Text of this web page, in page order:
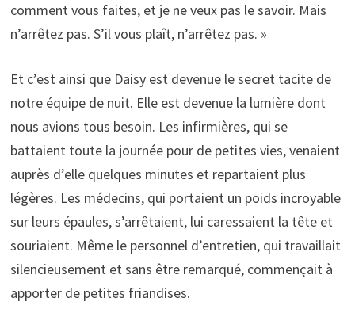
comment vous faites, et je ne veux pas le savoir. Mais
n’arrêtez pas. S’il vous plaît, n’arrêtez pas. »
Et c’est ainsi que Daisy est devenue le secret tacite de
notre équipe de nuit. Elle est devenue la lumière dont
nous avions tous besoin. Les infirmières, qui se
battaient toute la journée pour de petites vies, venaient
auprès d’elle quelques minutes et repartaient plus
légères. Les médecins, qui portaient un poids incroyable
sur leurs épaules, s’arrêtaient, lui caressaient la tête et
souriaient. Même le personnel d’entretien, qui travaillait
silencieusement et sans être remarqué, commençait à
apporter de petites friandises.